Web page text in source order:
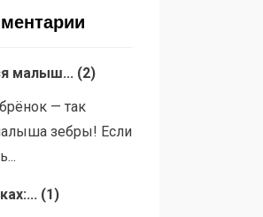
малыш... (2)
— так
зебры! Если
(1)